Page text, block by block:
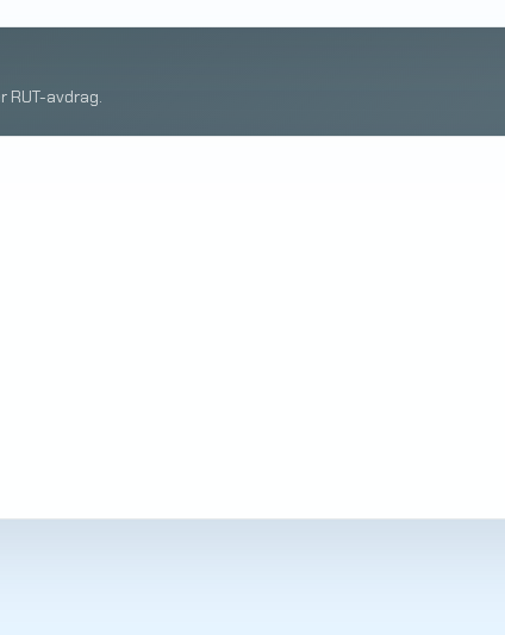
avdrag.